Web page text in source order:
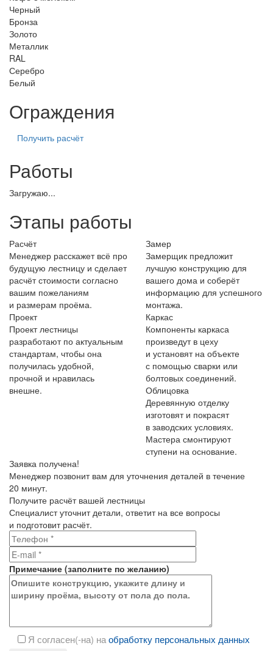
Черный
Бронза
Золото
Металлик
RAL
Серебро
Белый
Ограждения
Получить расчёт
Работы
Загружаю...
Этапы работы
Расчёт
Менеджер расскажет всё про
будущую лестницу и сделает
расчёт стоимости согласно
вашим пожеланиям
и размерам проёма.
Замер
Замерщик предложит
лучшую конструкцию для
вашего дома и соберёт
информацию для успешного
монтажа.
Проект
Проект лестницы
разработают по актуальным
стандартам, чтобы она
получилась удобной,
прочной и нравилась
внешне.
Каркас
Компоненты каркаса
произведут в цеху
и установят на объекте
с помощью сварки или
болтовых соединений.
Облицовка
Деревянную отделку
изготовят и покрасят
в заводских условиях.
Мастера смонтируют
ступени на основание.
Заявка получена!
Менеджер позвонит вам для уточнения деталей в течение
20 минут.
Получите расчёт вашей лестницы
Специалист уточнит детали, ответит на все вопросы
и подготовит расчёт.
Примечание (заполните по желанию)
Я согласен(-на) наобработку персональных данных